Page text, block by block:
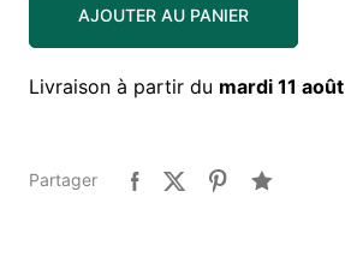
AJOUTER AU PANIER
Livraison à partir du mardi 11 août
Partager